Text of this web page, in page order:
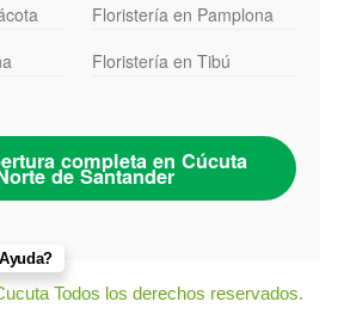
Floristería en Pamplona
Floristería en Tibú
completa en Cúcuta
de Santander
Todos los derechos reservados.